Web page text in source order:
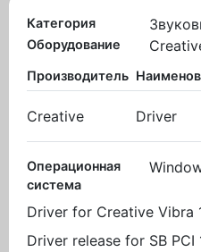
Категория
Оборудование
Производитель
Creative Driver
Операционная
система
Driver for Creative Vibra
Driver release for SB PCI